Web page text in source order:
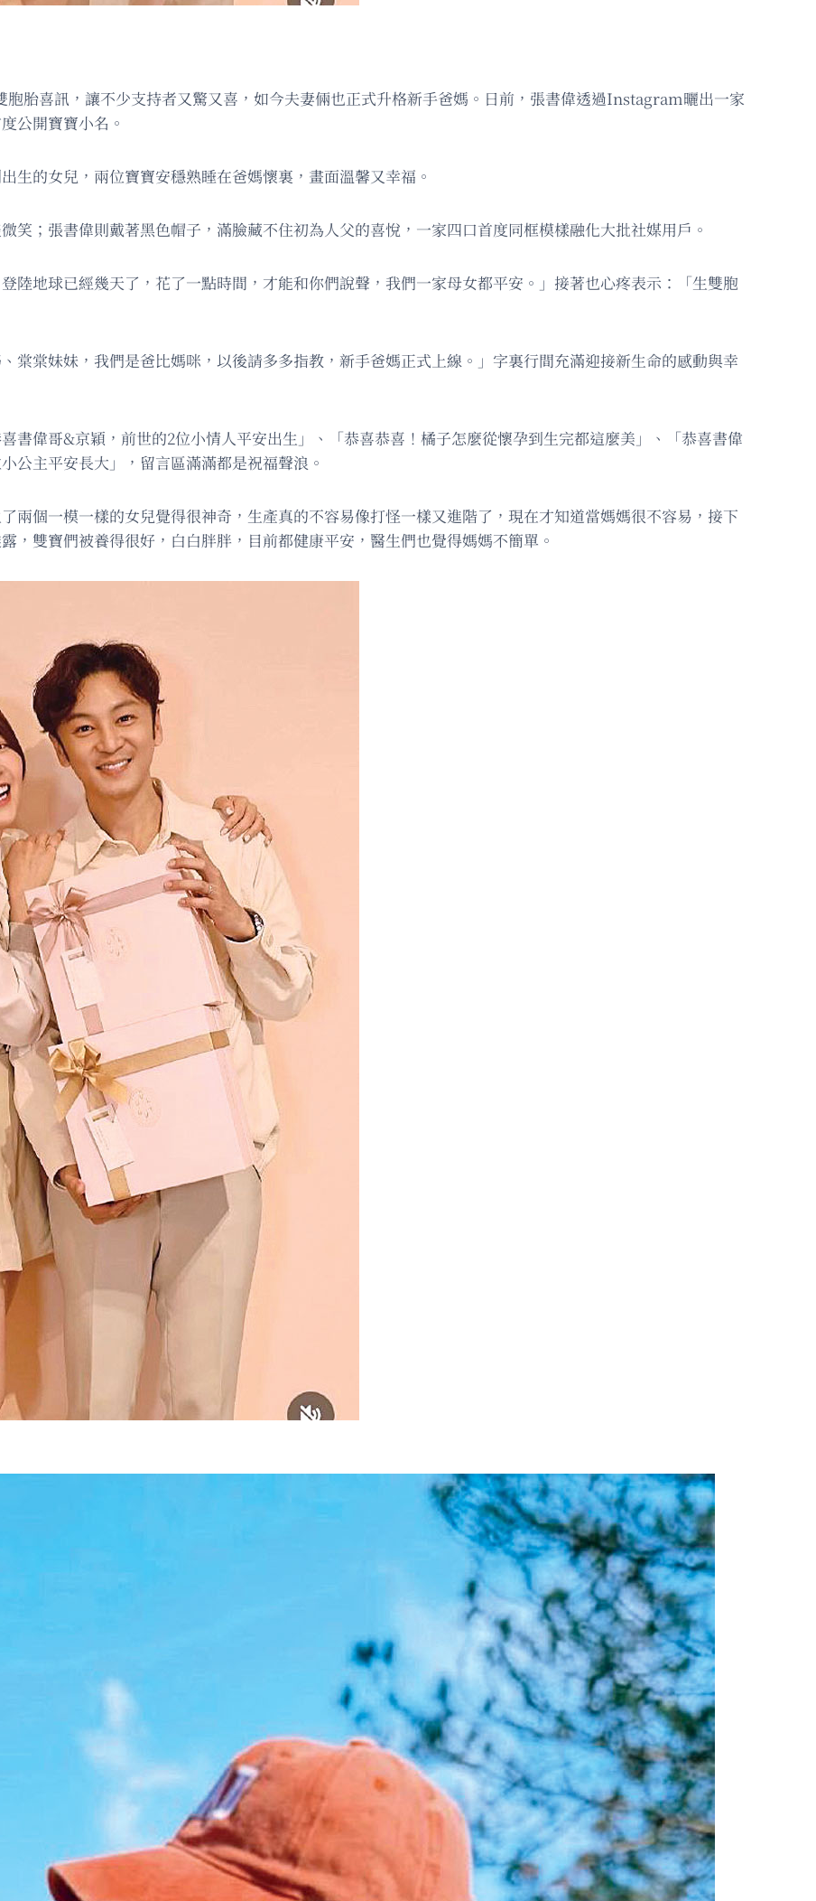
胎喜訊，讓不少支持者又驚又喜，如今夫妻倆也正式升格新手爸媽。日前，張書偉透過Instagram曬出一家
公開寶寶小名。
生的女兒，兩位寶寶安穩熟睡在爸媽懷裏，畫面溫馨又幸福。
笑；張書偉則戴著黑色帽子，滿臉藏不住初為人父的喜悅，一家四口首度同框模樣融化大批社媒用戶。
陸地球已經幾天了，花了一點時間，才能和你們說聲，我們一家母女都平安。」接著也心疼表示：「生雙胞
棠棠妹妹，我們是爸比媽咪，以後請多多指教，新手爸媽正式上線。」字裏行間充滿迎接新生命的感動與幸
書偉哥&京穎，前世的2位小情人平安出生」、「恭喜恭喜！橘子怎麼從懷孕到生完都這麼美」、「恭喜書偉
公主平安長大」，留言區滿滿都是祝福聲浪。
兩個一模一樣的女兒覺得很神奇，生產真的不容易像打怪一樣又進階了，現在才知道當媽媽很不容易，接下
，雙寶們被養得很好，白白胖胖，目前都健康平安，醫生們也覺得媽媽不簡單。